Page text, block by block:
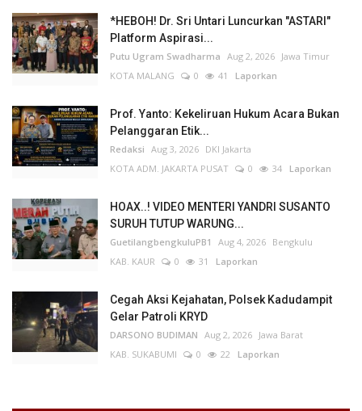
*HEBOH! Dr. Sri Untari Luncurkan "ASTARI"
Platform Aspirasi...
Putu Ugram Swadharma Aug 2, 2026 Jawa Timur
KOTA MALANG
0 41 Laporkan
Prof. Yanto: Kekeliruan Hukum Acara Bukan
Pelanggaran Etik...
Redaksi Aug 3, 2026 DKI Jakarta
KOTA ADM. JAKARTA PUSAT
0 34 Laporkan
HOAX..! VIDEO MENTERI YANDRI SUSANTO
SURUH TUTUP WARUNG...
GuetilangbengkuluPB1 Aug 4, 2026 Bengkulu
KAB. KAUR
0 31 Laporkan
Cegah Aksi Kejahatan, Polsek Kadudampit
Gelar Patroli KRYD
DARSONO BUDIMAN Aug 2, 2026 Jawa Barat
KAB. SUKABUMI
0 22 Laporkan